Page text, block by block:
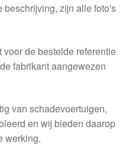
beschrijving, zijn alle foto's
de bestelde referentie
fabrikant aangewezen
van schadevoertuigen,
en wij bieden daarop
werking.